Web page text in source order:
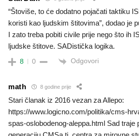
“Štoviše, to će dodatno pojačati taktiku
koristi kao ljudskim štitovima”, dodao je
I zato treba pobiti civile prije nego što ih
ljudske štitove. SADistička logika.
8 0 Odgovori
math 8 godine prije
Stari članak iz 2016 vezan za Allepo:
https://www.logicno.com/politika/cms-
spas-oslobodenog-aleppa.html Sad traje